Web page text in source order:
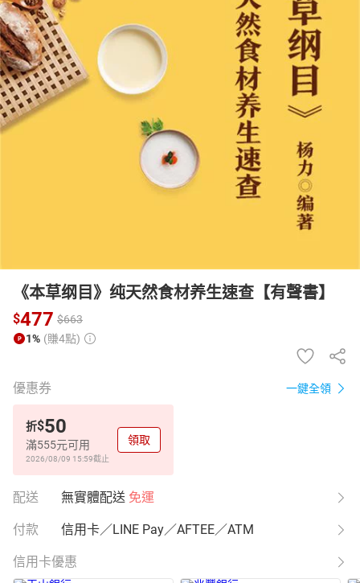
居家生活 運動休閒 親子玩具
女裝 化妝保養 情趣用品
電子/紙本書
HOT
《本草纲目》纯天然食材养生速查【有聲書】
$477 $663
1% (賺4點)
優惠券 一鍵全領
折$50
滿555元可用
2026/08/09 15:59截止
領取
配送 無實體配送 免運
付款 信用卡／LINE Pay／AFTEE／ATM
信用卡優惠